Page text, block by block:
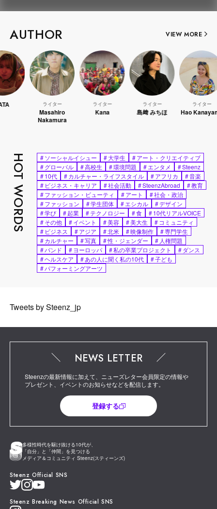
AUTHOR VIEW MORE
Masahiro
Nakamura
島﨑 みちほ Hao Kanayama
HOT WORDS #ソーシャルイシュー #大学生 #アート・クリエイティブ
#グローバル #高校生 #環境問題 #エンタメ #Steenz
#10代 #カルチャー・ライフスタイル #アフリカ #音楽
# ビジネス・キャリア #社会活動 #SteenzAbroad #教育
#ファッション・ビューティ #アート #社会・政治
#ファッション #学生団体 #エシカル #デザイン
#学び #起業 #テクノロジー #食 #10代リアルVOICE
#その他 #イベント #美容 #美大生 # コミュニティ
# ビジネス #アジア #北米 #映像制作 #専門学生
#カルチャー #写真 #性・ジェンダー # 人権問題
#バンド #ヨーロッパ #私の卒業プロジェクト #ダンス
#ヘルスケア #あの人に聞く私の10代 #子ども
#パフォーミングアーツ
Tweets by Steenz_jp
多様性時代を駆け抜ける10代が、
「自分」と「仲間」を見つける
メディア＆コミュニティ Steenz(スティーンズ)
Steenz Official SNS
Steenz Breaking News Official SNS
NEWS LETTER
Steenzの最新情報に加えて、ニューズレター会員限定の情報や
プレゼント、イベントのお知らせなどを配信します。
登録する